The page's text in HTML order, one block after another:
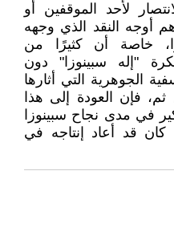
لأحد الموقفين أو
أوجه النقد الذي وجهه
خاصة أن كثيرًا من
"إله سبينوزا" دون
الجوهرية التي أثارها
فإن العودة إلى هذا
في مدى نجاح سبينوزا
كان قد أعاد إنتاجه في